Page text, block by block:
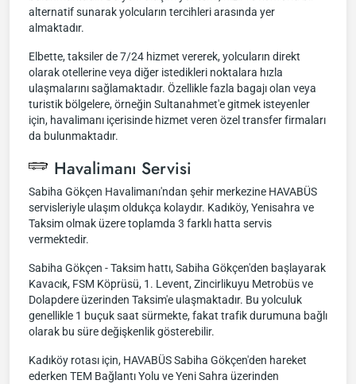
alternatif sunarak yolcuların tercihleri arasında yer
almaktadır.
Elbette, taksiler de 7/24 hizmet vererek, yolcuların direkt
olarak otellerine veya diğer istedikleri noktalara hızla
ulaşmalarını sağlamaktadır. Özellikle fazla bagajı olan veya
turistik bölgelere, örneğin Sultanahmet'e gitmek isteyenler
için, havalimanı içerisinde hizmet veren özel transfer firmaları
da bulunmaktadır.
Havalimanı Servisi
Sabiha Gökçen Havalimanı'ndan şehir merkezine HAVABÜS
servisleriyle ulaşım oldukça kolaydır. Kadıköy, Yenisahra ve
Taksim olmak üzere toplamda 3 farklı hatta servis
vermektedir.
Sabiha Gökçen - Taksim hattı, Sabiha Gökçen'den başlayarak
Kavacık, FSM Köprüsü, 1. Levent, Zincirlikuyu Metrobüs ve
Dolapdere üzerinden Taksim'e ulaşmaktadır. Bu yolculuk
genellikle 1 buçuk saat sürmekte, fakat trafik durumuna bağlı
olarak bu süre değişkenlik gösterebilir.
Kadıköy rotası için, HAVABÜS Sabiha Gökçen'den hareket
ederken TEM Bağlantı Yolu ve Yeni Sahra üzerinden